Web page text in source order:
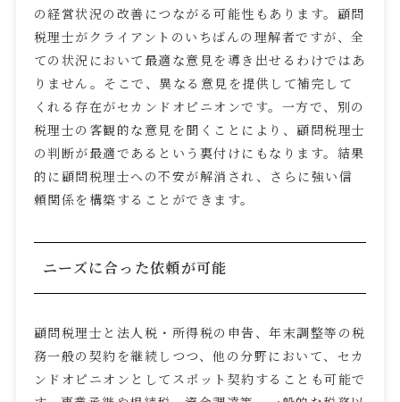
の経営状況の改善につながる可能性もあります。顧問
税理士がクライアントのいちばんの理解者ですが、全
ての状況において最適な意見を導き出せるわけではあ
りません。そこで、異なる意見を提供して補完して
くれる存在がセカンドオピニオンです。一方で、別の
税理士の客観的な意見を聞くことにより、顧問税理士
の判断が最適であるという裏付けにもなります。結果
的に顧問税理士への不安が解消され、さらに強い信
頼関係を構築することができます。
ニーズに合った依頼が可能
顧問税理士と法人税・所得税の申告、年末調整等の税
務一般の契約を継続しつつ、他の分野において、セカ
ンドオピニオンとしてスポット契約することも可能で